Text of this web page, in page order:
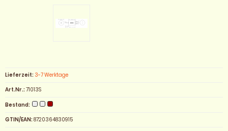
Lieferzeit: 3-7 Werktage
Art.Nr.:71013S
Bestand:
GTIN/EAN:8720364830915